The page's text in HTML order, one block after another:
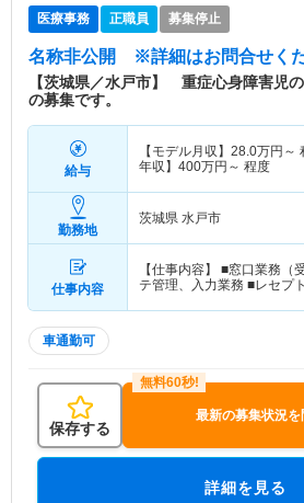
医療事務 正職員 募集停止
名称非公開 ※詳細はお問合せく
【茨城県／水戸市】 重症心身障害児
の募集です。
給与
【モデル月収】 28.0万円～
年収】 400万円～ 程度
勤務地
茨城県 水戸市
仕事内容
【仕事内容】 ■窓口業務（
テ管理、入力業務 ■レセプ
車通勤可
保存する
最新の募集状況
詳細を見る